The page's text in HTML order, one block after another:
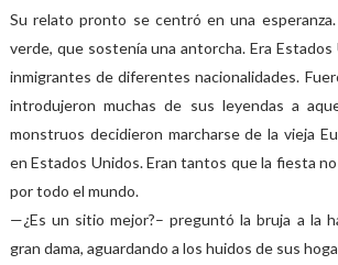
Su relato pronto se centró en una
verde, que sostenía una antorcha. Era
inmigrantes de diferentes nacionalidades.
introdujeron muchas de sus leyendas a
monstruos decidieron marcharse de la vieja
en Estados Unidos. Eran tantos que la fiesta
por todo el mundo.
—¿Es un sitio mejor?– preguntó la bruja a la
gran dama, aguardando a los huidos de sus